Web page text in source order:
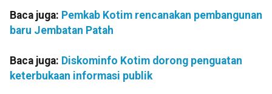
Baca juga: Pemkab Kotim rencanakan pembangunan
baru Jembatan Patah
Baca juga: Diskominfo Kotim dorong penguatan
keterbukaan informasi publik